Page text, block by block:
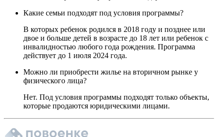
Какие семьи подходят под условия программы?
В которых ребенок родился в 2018 году и позднее или
двое и больше детей в возрасте до 18 лет или ребенок с
инвалидностью любого года рождения. Программа
действует до 1 июля 2024 года.
Можно ли приобрести жилье на вторичном рынке у
физического лица?
Нет. Под условия программы подходят только объекты,
которые продаются юридическими лицами.